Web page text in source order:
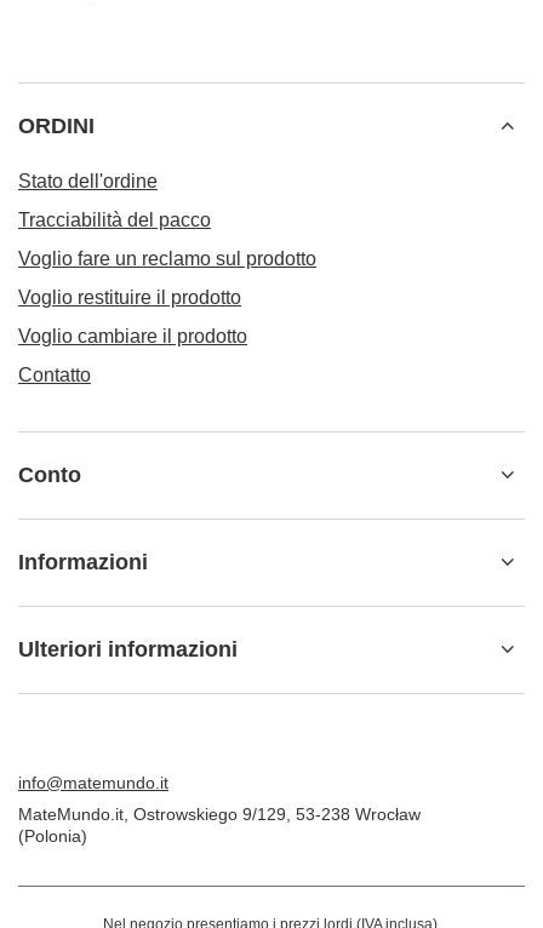
ORDINI
Stato dell'ordine
Tracciabilità del pacco
Voglio fare un reclamo sul prodotto
Voglio restituire il prodotto
Voglio cambiare il prodotto
Contatto
Conto
Informazioni
Ulteriori informazioni
info@matemundo.it
MateMundo.it Ostrowskiego 9/129 53-238 Wrocław
(Polonia)
Nel negozio presentiamo i prezzi lordi (IVA inclusa).